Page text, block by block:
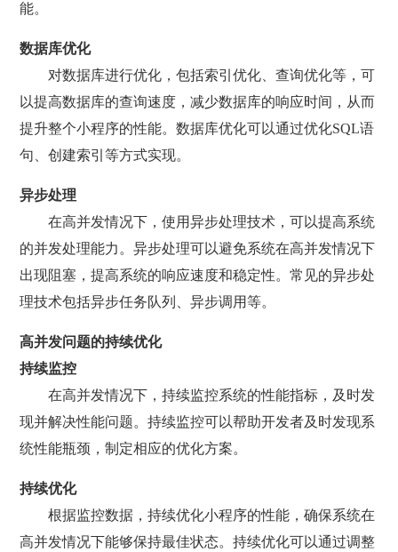
能。
数据库优化
对数据库进行优化，包括索引优化、查询优化等，可
以提高数据库的查询速度，减少数据库的响应时间，从而
提升整个小程序的性能。数据库优化可以通过优化SQL语
句、创建索引等方式实现。
异步处理
在高并发情况下，使用异步处理技术，可以提高系统
的并发处理能力。异步处理可以避免系统在高并发情况下
出现阻塞，提高系统的响应速度和稳定性。常见的异步处
理技术包括异步任务队列、异步调用等。
高并发问题的持续优化
持续监控
在高并发情况下，持续监控系统的性能指标，及时发
现并解决性能问题。持续监控可以帮助开发者及时发现系
统性能瓶颈，制定相应的优化方案。
持续优化
根据监控数据，持续优化小程序的性能，确保系统在
高并发情况下能够保持最佳状态。持续优化可以通过调整